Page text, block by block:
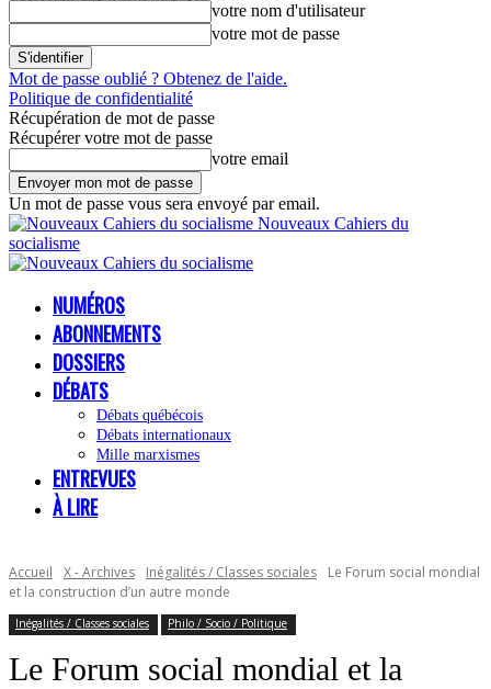
votre nom d'utilisateur
votre mot de passe
Mot de passe oublié ? Obtenez de l'aide.
Politique de confidentialité
Récupération de mot de passe
Récupérer votre mot de passe
votre email
Un mot de passe vous sera envoyé par email.
Nouveaux Cahiers du
socialisme
NUMÉROS
ABONNEMENTS
DOSSIERS
DÉBATS
Débats québécois
Débats internationaux
Mille marxismes
ENTREVUES
À LIRE
Accueil X - Archives Inégalités / Classes sociales
Le Forum social mondial
et la construction d’un autre monde
Inégalités / Classes sociales Philo / Socio / Politique
Le Forum social mondial et la